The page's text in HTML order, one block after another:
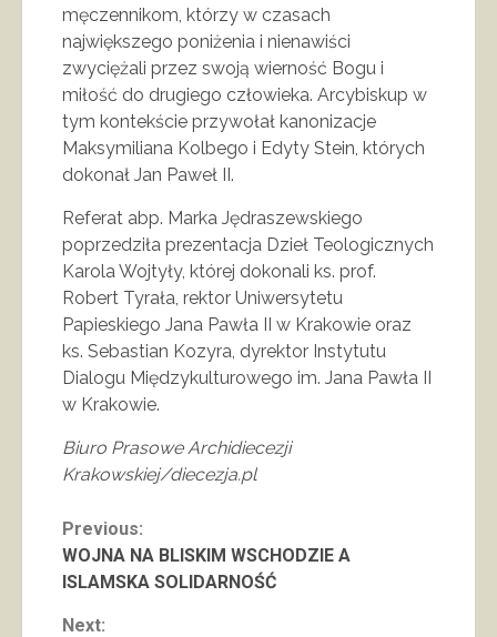
męczennikom, którzy w czasach
największego poniżenia i nienawiści
zwyciężali przez swoją wierność Bogu i
miłość do drugiego człowieka. Arcybiskup w
tym kontekście przywołał kanonizacje
Maksymiliana Kolbego i Edyty Stein, których
dokonał Jan Paweł II.
Referat abp. Marka Jędraszewskiego
poprzedziła prezentacja Dzieł Teologicznych
Karola Wojtyły, której dokonali ks. prof.
Robert Tyrała, rektor Uniwersytetu
Papieskiego Jana Pawła II w Krakowie oraz
ks. Sebastian Kozyra, dyrektor Instytutu
Dialogu Międzykulturowego im. Jana Pawła II
w Krakowie.
Biuro Prasowe Archidiecezji
Krakowskiej/diecezja.pl
Continue
Reading
Previous:
WOJNA NA BLISKIM WSCHODZIE A
ISLAMSKA SOLIDARNOŚĆ
Next: